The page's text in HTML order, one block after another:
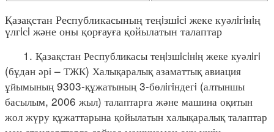
Қазақстан Республикасының теңiзшiсi жеке куәлiгiнiң
үлгiсi және оны қорғауға қойылатын талаптар
1. Қазақстан Республикасы теңiзшiсiнiң жеке куәлiгi
(бұдан әрi – ТЖК) Халықаралық азаматтық авиация
ұйымының 9303-құжатының 3-бөлiгiндегi (алтыншы
басылым, 2006 жыл) талаптарға және машина оқитын
жол жүру құжаттарына қойылатын халықаралық талаптар